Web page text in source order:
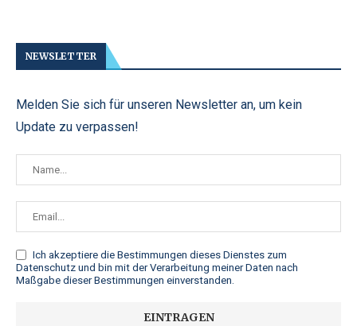
NEWSLETTER
Melden Sie sich für unseren Newsletter an, um kein
Update zu verpassen!
Ich akzeptiere die Bestimmungen dieses Dienstes zum
Datenschutz und bin mit der Verarbeitung meiner Daten nach
Maßgabe dieser Bestimmungen einverstanden.